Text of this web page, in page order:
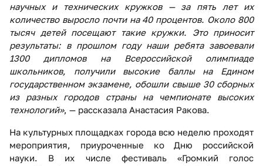
научных и технических кружков — за пять лет их
количество выросло почти на 40 процентов. Около 800
тысяч детей посещают такие кружки. Это приносит
результаты: в прошлом году наши ребята завоевали
1300 дипломов на Всероссийской олимпиаде
школьников, получили высокие баллы на Едином
государственном экзамене, обошли свыше 30 сборных
из разных городов страны на чемпионате высоких
технологий», — рассказала Анастасия Ракова.
На культурных площадках города всю неделю проходят
мероприятия, приуроченные ко Дню российской
науки. В их числе фестиваль «Громкий голос